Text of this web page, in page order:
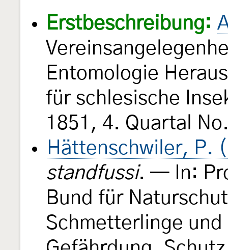
Erstbeschreibung:
Entomologie
für schlesische
1851, 4. Quartal
Hättenschwiler, P.
standfussi. — In:
Bund für
Schmetterlinge